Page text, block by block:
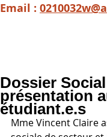
Email :
Dossier
présentation
étudiant.e.s
Mme Vincent Claire